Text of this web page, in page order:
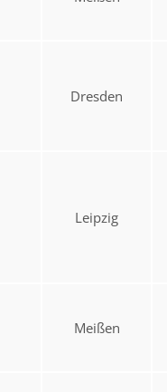
Dresden
Leipzig
Meißen